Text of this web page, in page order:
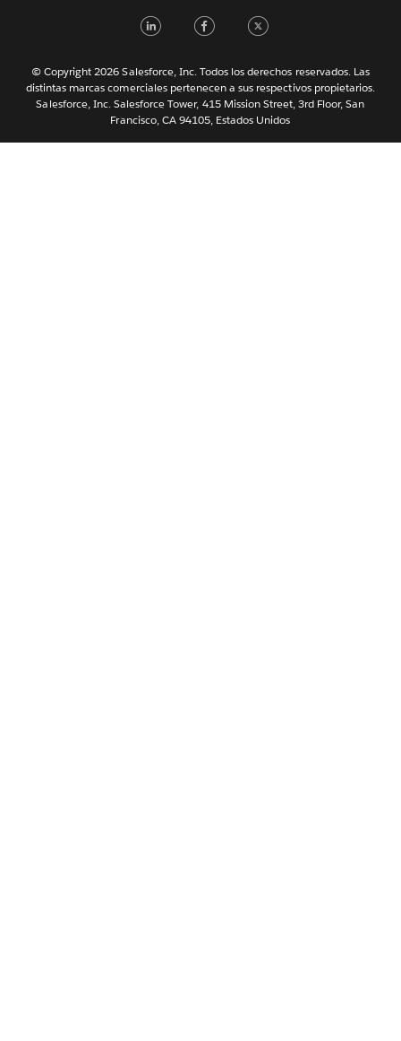
한국어
Português
Svenska
ไทย
简体中文
LinkedInFacebook
© Copyright 2026 Salesforce, Inc. Todos los derechos reservados. Las
distintas marcas comerciales pertenecen a sus respectivos propietarios.
Salesforce, Inc. Salesforce Tower, 415 Mission Street, 3rd Floor, San
Francisco, CA 94105, Estados Unidos